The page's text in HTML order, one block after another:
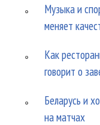
Музыка и
меняет
Как
говорит о
Беларусь и
на матчах